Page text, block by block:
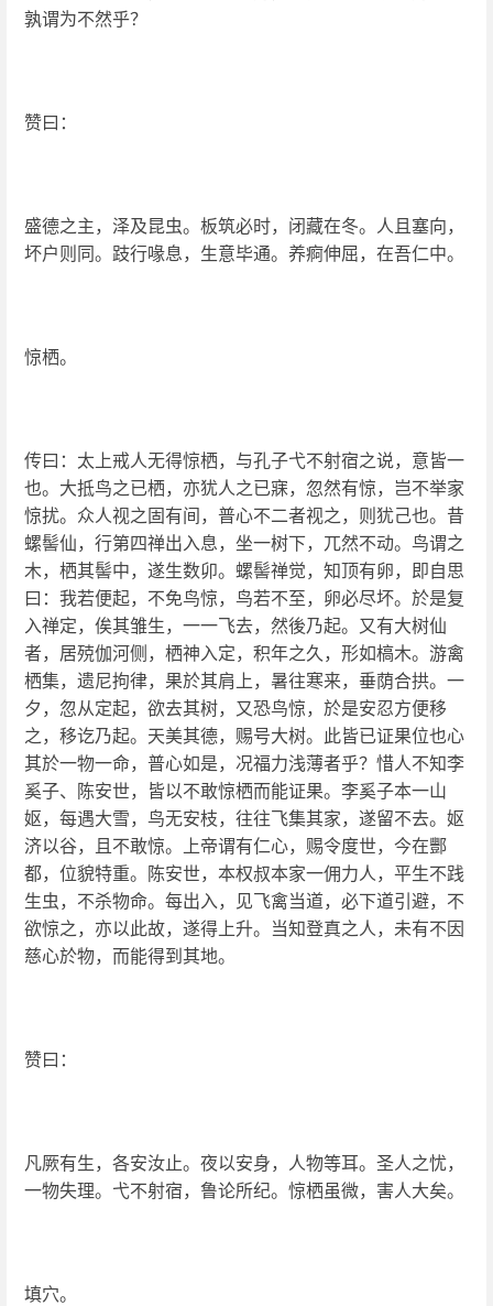
孰谓为不然乎？
赞曰：
盛德之主，泽及昆虫。板筑必时，闭藏在冬。人且塞向，
坏户则同。跂行喙息，生意毕通。养痾伸屈，在吾仁中。
惊栖。
传曰：太上戒人无得惊栖，与孔子弋不射宿之说，意皆一
也。大抵鸟之已栖，亦犹人之已寐，忽然有惊，岂不举家
惊扰。众人视之固有间，普心不二者视之，则犹己也。昔
螺髻仙，行第四禅出入息，坐一树下，兀然不动。鸟谓之
木，栖其髻中，遂生数卯。螺髻禅觉，知顶有卵，即自思
曰：我若便起，不免鸟惊，鸟若不至，卵必尽坏。於是复
入禅定，俟其雏生，一一飞去，然後乃起。又有大树仙
者，居殑伽河侧，栖神入定，积年之久，形如槁木。游禽
栖集，遗尼拘律，果於其肩上，暑往寒来，垂荫合拱。一
夕，忽从定起，欲去其树，又恐鸟惊，於是安忍方便移
之，移讫乃起。天美其德，赐号大树。此皆已证果位也心
其於一物一命，普心如是，况福力浅薄者乎？惜人不知李
奚子、陈安世，皆以不敢惊栖而能证果。李奚子本一山
妪，每遇大雪，鸟无安枝，往往飞集其家，遂留不去。妪
济以谷，且不敢惊。上帝谓有仁心，赐令度世，今在酆
都，位貌特重。陈安世，本权叔本家一佣力人，平生不践
生虫，不杀物命。每出入，见飞禽当道，必下道引避，不
欲惊之，亦以此故，遂得上升。当知登真之人，未有不因
慈心於物，而能得到其地。
赞曰：
凡厥有生，各安汝止。夜以安身，人物等耳。圣人之忧，
一物失理。弋不射宿，鲁论所纪。惊栖虽微，害人大矣。
填穴。